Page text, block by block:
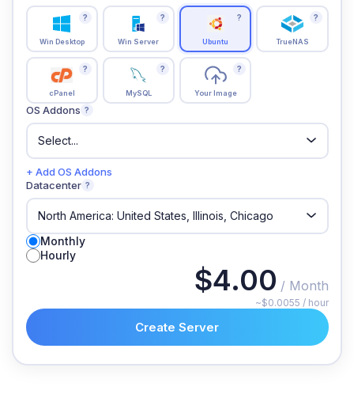
Win Desktop
?
Win Server
?
Ubuntu
?
TrueNAS
?
cPanel
?
MySQL
?
Your Image
?
OS Addons ?
+ Add OS Addons
Datacenter ?
Monthly
Hourly
$4.00 / Month
~$0.0055 / hour
Create Server